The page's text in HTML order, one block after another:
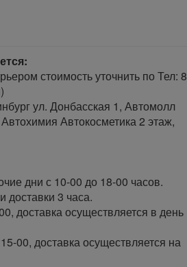
стоимость уточнить по Тел: 8
ул. Донбасская 1, Автомолл
Автокосметика 2 этаж,
дни с 10-00 до 18-00 часов.
3 часа.
доставка осуществляется в день
00, доставка осуществляется на